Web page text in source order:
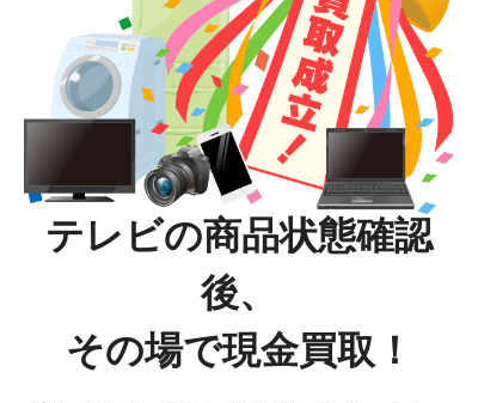
テレビの商品状態確認
後、
その場で現金買取！